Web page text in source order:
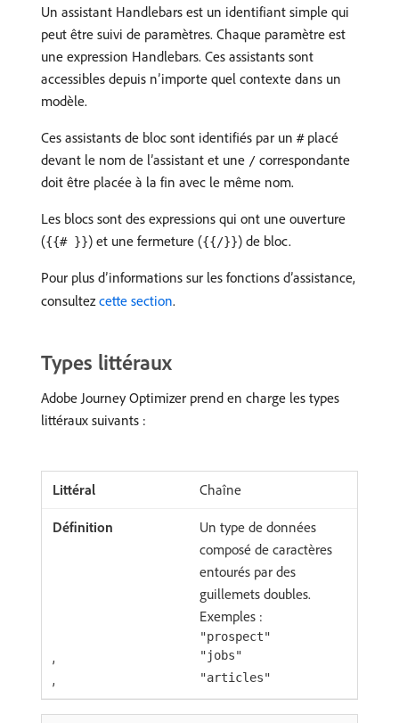
Un assistant Handlebars est un identifiant simple qui
peut être suivi de paramètres. Chaque paramètre est
une expression Handlebars. Ces assistants sont
accessibles depuis n’importe quel contexte dans un
modèle.
Ces assistants de bloc sont identifiés par un #placé
devant le nom de l’assistant et une / correspondante
doit être placée à la fin avec le même nom.
Les blocs sont des expressions qui ont une ouverture
({{# }}) et une fermeture ({{/}}) de bloc.
Pour plus d’informations sur les fonctions d’assistance,
consultezcette section.
Types littéraux
Adobe Journey Optimizer prend en charge les types
littéraux suivants :
Chaîne
Un type de données
composé de caractères
entourés par des
guillemets doubles.
Exemples :
"prospect"
, "jobs"
, "articles"